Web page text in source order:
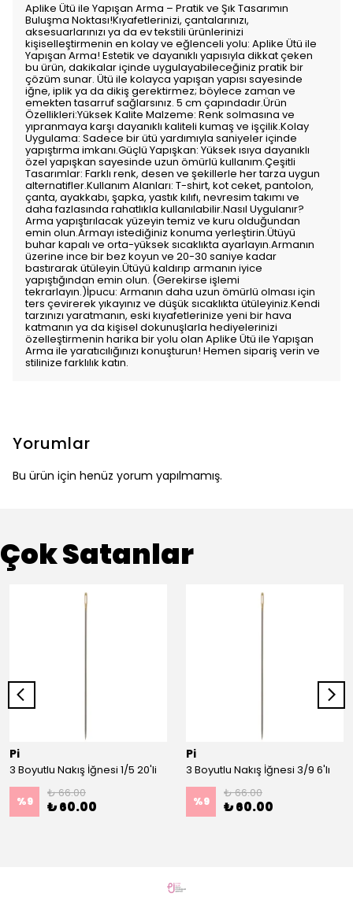
Aplike Ütü ile Yapışan Arma – Pratik ve Şık Tasarımın
Buluşma Noktası!Kıyafetlerinizi, çantalarınızı,
aksesuarlarınızı ya da ev tekstili ürünlerinizi
kişiselleştirmenin en kolay ve eğlenceli yolu: Aplike Ütü ile
Yapışan Arma! Estetik ve dayanıklı yapısıyla dikkat çeken
bu ürün, dakikalar içinde uygulayabileceğiniz pratik bir
çözüm sunar. Ütü ile kolayca yapışan yapısı sayesinde
iğne, iplik ya da dikiş gerektirmez; böylece zaman ve
emekten tasarruf sağlarsınız. 5 cm çapındadır.Ürün
Özellikleri:Yüksek Kalite Malzeme: Renk solmasına ve
yıpranmaya karşı dayanıklı kaliteli kumaş ve işçilik.Kolay
Uygulama: Sadece bir ütü yardımıyla saniyeler içinde
yapıştırma imkanı.Güçlü Yapışkan: Yüksek ısıya dayanıklı
özel yapışkan sayesinde uzun ömürlü kullanım.Çeşitli
Tasarımlar: Farklı renk, desen ve şekillerle her tarza uygun
alternatifler.Kullanım Alanları: T-shirt, kot ceket, pantolon,
çanta, ayakkabı, şapka, yastık kılıfı, nevresim takımı ve
daha fazlasında rahatlıkla kullanılabilir.Nasıl Uygulanır?
Arma yapıştırılacak yüzeyin temiz ve kuru olduğundan
emin olun.Armayı istediğiniz konuma yerleştirin.Ütüyü
buhar kapalı ve orta-yüksek sıcaklıkta ayarlayın.Armanın
üzerine ince bir bez koyun ve 20-30 saniye kadar
bastırarak ütüleyin.Ütüyü kaldırıp armanın iyice
yapıştığından emin olun. (Gerekirse işlemi
tekrarlayın.)İpucu: Armanın daha uzun ömürlü olması için
ters çevirerek yıkayınız ve düşük sıcaklıkta ütüleyiniz.Kendi
tarzınızı yaratmanın, eski kıyafetlerinize yeni bir hava
katmanın ya da kişisel dokunuşlarla hediyelerinizi
özelleştirmenin harika bir yolu olan Aplike Ütü ile Yapışan
Arma ile yaratıcılığınızı konuşturun! Hemen sipariş verin ve
stilinize farklılık katın.
Yorumlar
Bu ürün için henüz yorum yapılmamış.
Çok Satanlar
Pi
3 Boyutlu Nakış İğnesi 1/5 20'li
%9
₺ 66.00
₺ 60.00
Pi
3 Boyutlu Nakış İğnesi 3/9 6'lı
%9
₺ 66.00
₺ 60.00